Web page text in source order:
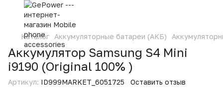
Каталог Аккумуляторные батареи (АКБ)
Аккумулятор Samsung S4 Mini
i9190 (Original 100% )
Артикул: ID999MARKET_6051725 Оставить отзыв